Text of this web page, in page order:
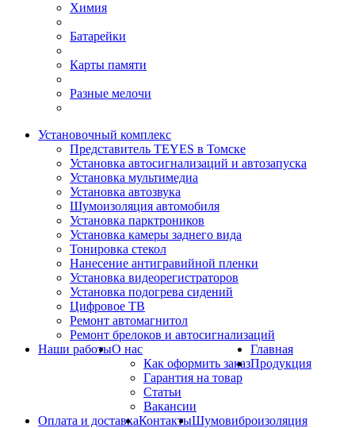
Химия
Батарейки
Карты памяти
Разные мелочи
Установочный комплекс
Представитель TEYES в Томске
Установка автосигнализаций и автозапуска
Установка мультимедиа
Установка автозвука
Шумоизоляция автомобиля
Установка парктроников
Установка камеры заднего вида
Тонировка стекол
Нанесение антигравийной пленки
Установка видеорегистраторов
Установка подогрева сидений
Цифровое ТВ
Ремонт автомагнитол
Ремонт брелоков и автосигнализаций
Наши работыО нас
Как оформить заказ
Гарантия на товар
Статьи
Вакансии
Оплата и доставкаКонтакты
Главная
Продукция
Шумовиброизоляция